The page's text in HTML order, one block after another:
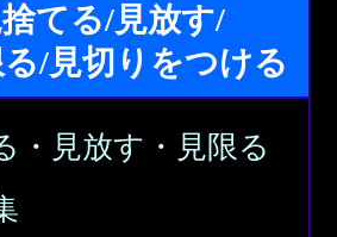
捨てる/見放す/
/見切りをつける
・見放す・見限る